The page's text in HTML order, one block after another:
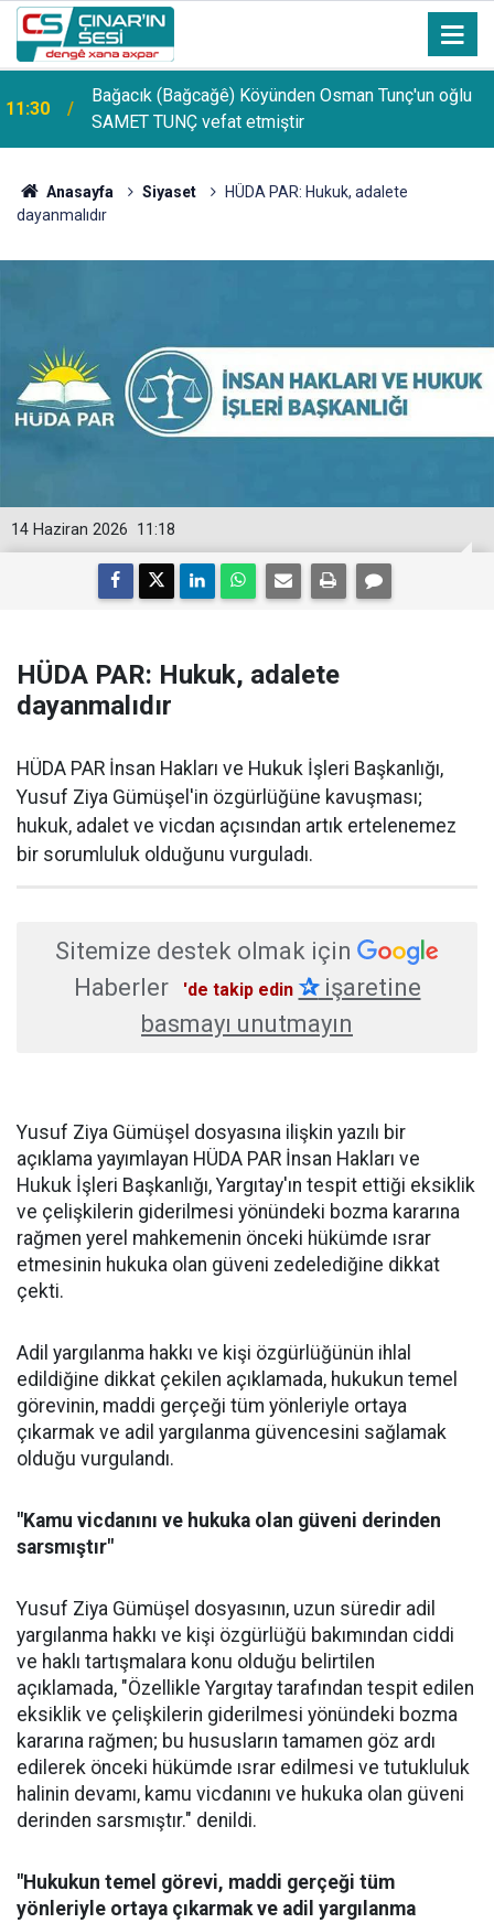
11:30
Bağacık (Bağcağê) Köyünden Osman Tunç'un oğlu
SAMET TUNÇ vefat etmiştir
11:24
PDR Uzmanı Muhammed Beşir Özçelik: Hiçbir
şekilde puana bakılmamalı, başarı sırasına göre
tercih yapılmalı
Anasayfa Siyaset
HÜDA PAR: Hukuk, adalete
dayanmalıdır
11:18
14 Haziran 2026
HÜDA PAR: Hukuk, adalete
dayanmalıdır
HÜDA PAR İnsan Hakları ve Hukuk İşleri Başkanlığı,
Yusuf Ziya Gümüşel'in özgürlüğüne kavuşması;
hukuk, adalet ve vicdan açısından artık ertelenemez
bir sorumluluk olduğunu vurguladı.
Sitemize destek olmak için
Haberler
'de takip edin ✰işaretine
basmayı unutmayın
Yusuf Ziya Gümüşel dosyasına ilişkin yazılı bir
açıklama yayımlayan HÜDA PAR İnsan Hakları ve
Hukuk İşleri Başkanlığı, Yargıtay'ın tespit ettiği eksiklik
ve çelişkilerin giderilmesi yönündeki bozma kararına
rağmen yerel mahkemenin önceki hükümde ısrar
etmesinin hukuka olan güveni zedelediğine dikkat
çekti.
Adil yargılanma hakkı ve kişi özgürlüğünün ihlal
edildiğine dikkat çekilen açıklamada, hukukun temel
görevinin, maddi gerçeği tüm yönleriyle ortaya
çıkarmak ve adil yargılanma güvencesini sağlamak
olduğu vurgulandı.
"Kamu vicdanını ve hukuka olan güveni derinden
sarsmıştır"
Yusuf Ziya Gümüşel dosyasının, uzun süredir adil
yargılanma hakkı ve kişi özgürlüğü bakımından ciddi
ve haklı tartışmalara konu olduğu belirtilen
açıklamada, "Özellikle Yargıtay tarafından tespit edilen
eksiklik ve çelişkilerin giderilmesi yönündeki bozma
kararına rağmen; bu hususların tamamen göz ardı
edilerek önceki hükümde ısrar edilmesi ve tutukluluk
halinin devamı, kamu vicdanını ve hukuka olan güveni
derinden sarsmıştır." denildi.
"Hukukun temel görevi, maddi gerçeği tüm
yönleriyle ortaya çıkarmak ve adil yargılanma